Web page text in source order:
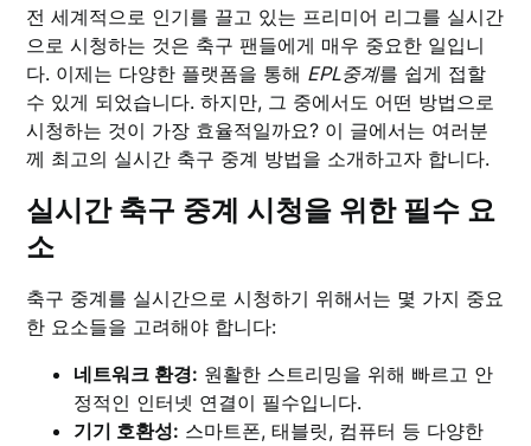
전 세계적으로 인기를 끌고 있는 프리미어 리그를 실시간
으로 시청하는 것은 축구 팬들에게 매우 중요한 일입니
다. 이제는 다양한 플랫폼을 통해 EPL중계를 쉽게 접할
수 있게 되었습니다. 하지만, 그 중에서도 어떤 방법으로
시청하는 것이 가장 효율적일까요? 이 글에서는 여러분
께 최고의 실시간 축구 중계 방법을 소개하고자 합니다.
실시간 축구 중계 시청을 위한 필수 요
소
축구 중계를 실시간으로 시청하기 위해서는 몇 가지 중요
한 요소들을 고려해야 합니다:
네트워크 환경: 원활한 스트리밍을 위해 빠르고 안
정적인 인터넷 연결이 필수입니다.
기기 호환성: 스마트폰, 태블릿, 컴퓨터 등 다양한